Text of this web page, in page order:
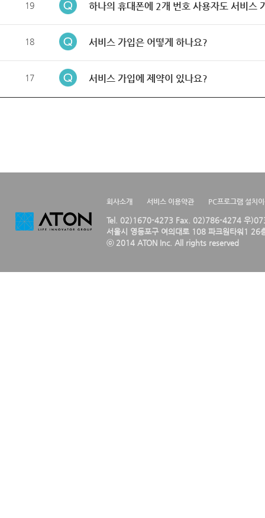
19 하나의 휴대폰에 2개 번호 사용자도 서비스
18 서비스 가입은 어떻게 하나요?
17 서비스 가입에 제약이 있나요?
회사소개 서비스 이용약관 PC프로그램 설치
Tel. 02)1670-4273 Fax. 02)786-4274 우
서울시 영등포구 여의대로 108 파크원타워1 26
ⓒ 2014 ATON Inc. All rights reserved